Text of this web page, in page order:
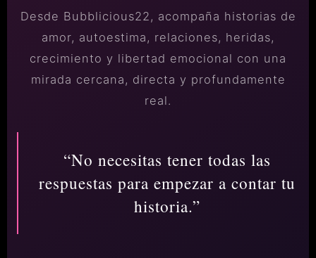
Desde Bubblicious22, acompaña historias de
amor, autoestima, relaciones, heridas,
crecimiento y libertad emocional con una
mirada cercana, directa y profundamente
real.
“No necesitas tener todas las
respuestas para empezar a contar tu
historia.”